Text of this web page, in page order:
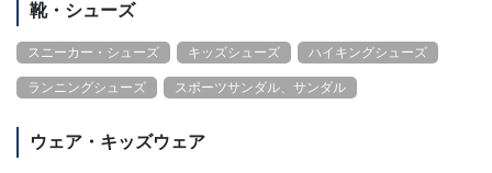
靴・シューズ
スニーカー・シューズ キッズシューズ ハイキングシューズ
ランニングシューズ スポーツサンダル、サンダル
ウェア・キッズウェア